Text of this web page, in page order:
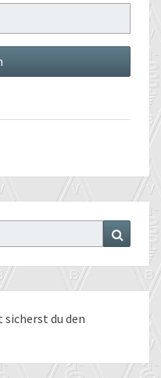
Search
sicherst du den